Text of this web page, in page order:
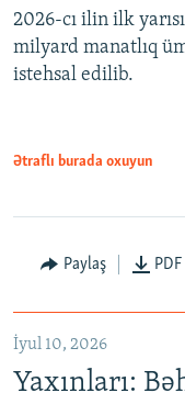
Auto
2026-cı ilin ilk
milyard manatlıq
istehsal edilib.
Ətraflı burada oxuyun
Paylaş PDF
İyul 10, 2026
Yaxınları: